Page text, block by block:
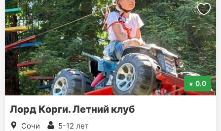
0.0
Лорд Корги. Летний клуб
Сочи
5-12 лет